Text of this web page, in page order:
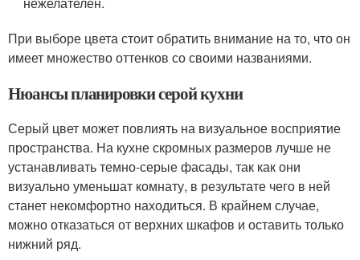
При выборе цвета стоит обратить внимание на то, что он
имеет множество оттенков со своими названиями.
Нюансы планировки серой кухни
Серый цвет может повлиять на визуальное восприятие
пространства. На кухне скромных размеров лучше не
устанавливать темно-серые фасады, так как они
визуально уменьшат комнату, в результате чего в ней
станет некомфортно находиться. В крайнем случае,
можно отказаться от верхних шкафов и оставить только
нижний ряд.